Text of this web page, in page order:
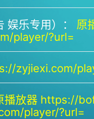
娱乐专用）： 原
player/?url=
zyjiexi.com/
播放器 https://
player/?url=